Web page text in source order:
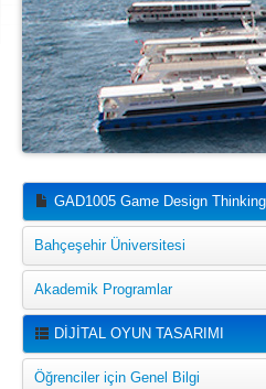
GAD1005 Game Design Thinking
Bahçeşehir Üniversitesi
Akademik Programlar
DİJİTAL OYUN TASARIMI
Öğrenciler için Genel Bilgi